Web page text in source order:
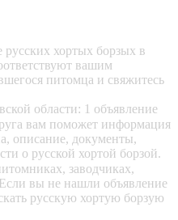
хортых борзых в
вашим
питомца и свяжитесь
области: 1 объявление
вам поможет информация
описание, документы,
о русской хортой борзой.
заводчиках,
вы не нашли объявление
русскую хортую борзую